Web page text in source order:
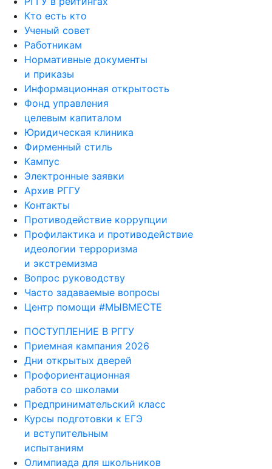
Кто есть кто
Ученый совет
Работникам
Нормативные документы
и приказы
Информационная открытость
Фонд управления
целевым капиталом
Юридическая клиника
Фирменный стиль
Кампус
Электронные заявки
Архив РГГУ
Контакты
Противодействие коррупции
Профилактика и противодействие
идеологии терроризма
и экстремизма
Вопрос руководству
Часто задаваемые вопросы
Центр помощи #МЫВМЕСТЕ
ПОСТУПЛЕНИЕ В РГГУ
Приемная кампания 2026
Дни открытых дверей
Профориентационная
работа со школами
Предпринимательский класс
Курсы подготовки к ЕГЭ
и вступительным
испытаниям
Олимпиада для школьников